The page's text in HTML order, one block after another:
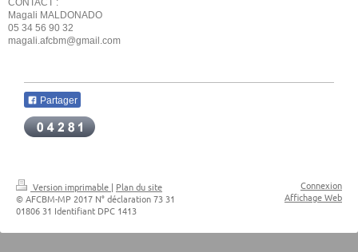
CONTACT :
Magali MALDONADO
05 34 56 90 32
magali.afcbm@gmail.com
Partager
Version imprimable | Plan du site
© AFCBM-MP 2017 N° déclaration 73 31
01806 31 Identifiant DPC 1413
Connexion
Affichage Web